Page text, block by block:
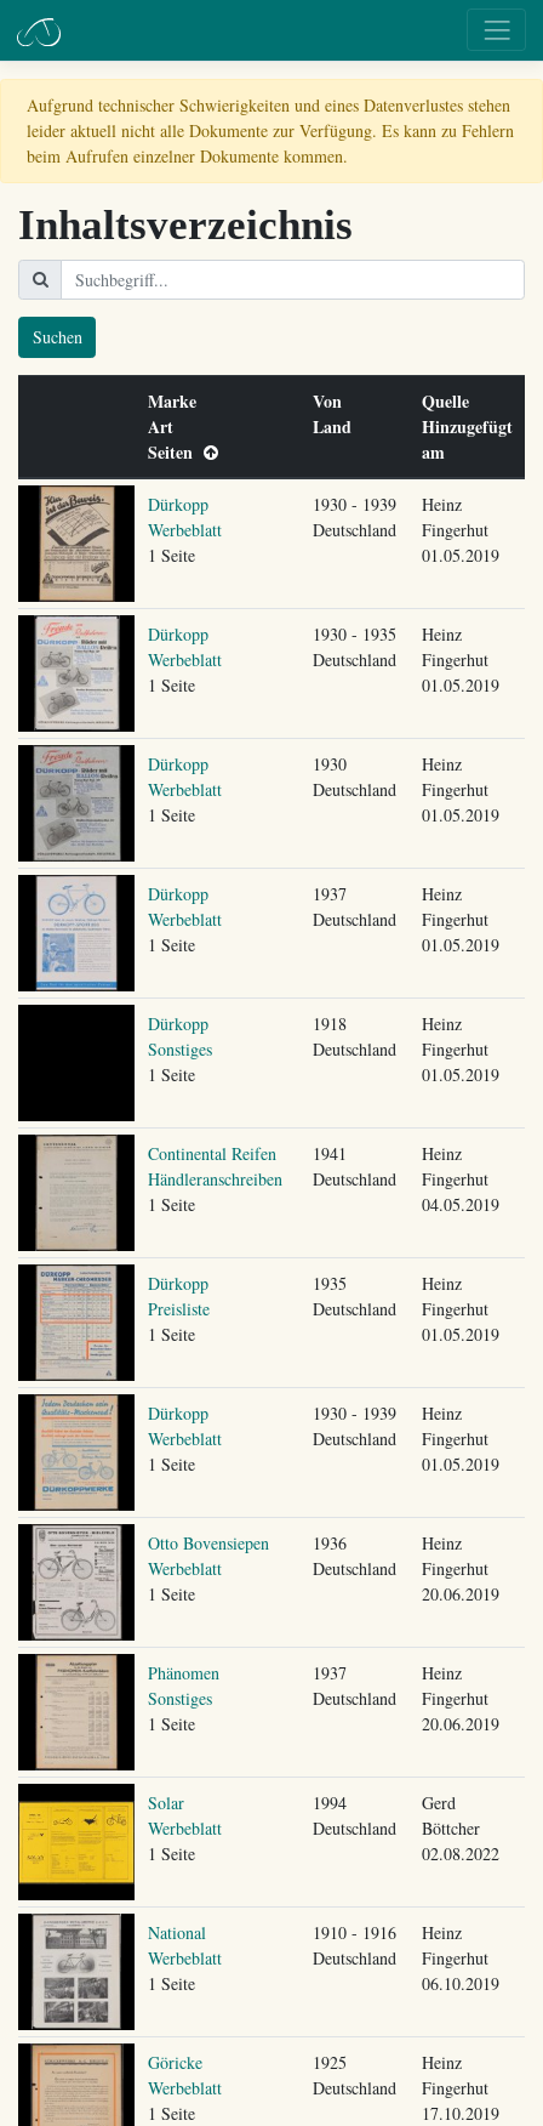
Aufgrund technischer Schwierigkeiten und eines Datenverlustes stehen
leider aktuell nicht alle Dokumente zur Verfügung. Es kann zu Fehlern
beim Aufrufen einzelner Dokumente kommen.
Inhaltsverzeichnis
Suchen
Marke
Art
Seiten
Von
Land
Quelle
Hinzugefügt
am
Dürkopp
Werbeblatt
1 Seite
1930 - 1939
Deutschland
Heinz
Fingerhut
01.05.2019
Dürkopp
Werbeblatt
1 Seite
1930 - 1935
Deutschland
Heinz
Fingerhut
01.05.2019
Dürkopp
Werbeblatt
1 Seite
1930
Deutschland
Heinz
Fingerhut
01.05.2019
Dürkopp
Werbeblatt
1 Seite
1937
Deutschland
Heinz
Fingerhut
01.05.2019
Dürkopp
Sonstiges
1 Seite
1918
Deutschland
Heinz
Fingerhut
01.05.2019
Continental Reifen
Händleranschreiben
1 Seite
1941
Deutschland
Heinz
Fingerhut
04.05.2019
Dürkopp
Preisliste
1 Seite
1935
Deutschland
Heinz
Fingerhut
01.05.2019
Dürkopp
Werbeblatt
1 Seite
1930 - 1939
Deutschland
Heinz
Fingerhut
01.05.2019
Otto Bovensiepen
Werbeblatt
1 Seite
1936
Deutschland
Heinz
Fingerhut
20.06.2019
Phänomen
Sonstiges
1 Seite
1937
Deutschland
Heinz
Fingerhut
20.06.2019
Solar
Werbeblatt
1 Seite
1994
Deutschland
Gerd
Böttcher
02.08.2022
National
Werbeblatt
1 Seite
1910 - 1916
Deutschland
Heinz
Fingerhut
06.10.2019
Göricke
Werbeblatt
1 Seite
1925
Deutschland
Heinz
Fingerhut
17.10.2019